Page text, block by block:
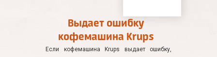
Выдает ошибку
кофемашина Krups
Если кофемашина Krups выдает ошибку,